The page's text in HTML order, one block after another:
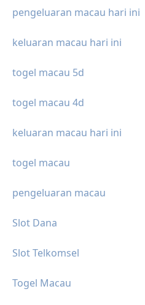
pengeluaran macau hari ini
keluaran macau hari ini
togel macau 5d
togel macau 4d
keluaran macau hari ini
togel macau
pengeluaran macau
Slot Dana
Slot Telkomsel
Togel Macau